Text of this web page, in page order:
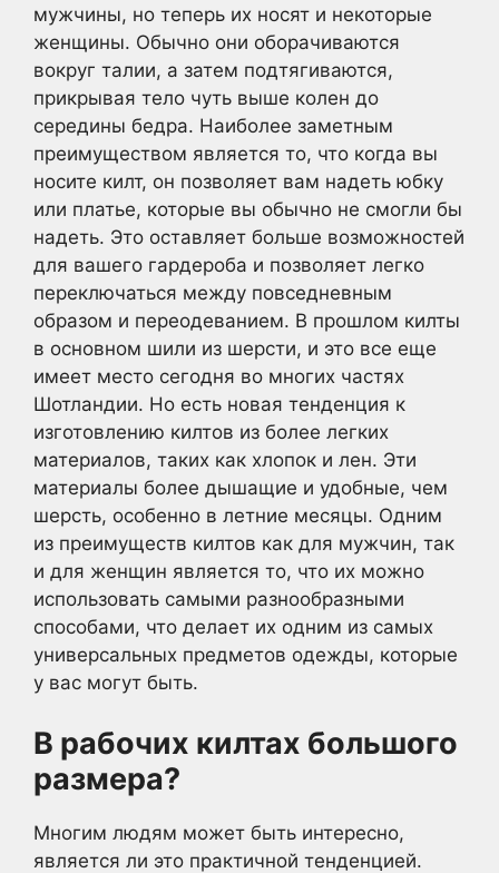
мужчины, но теперь их носят и некоторые
женщины. Обычно они оборачиваются
вокруг талии, а затем подтягиваются,
прикрывая тело чуть выше колен до
середины бедра. Наиболее заметным
преимуществом является то, что когда вы
носите килт, он позволяет вам надеть юбку
или платье, которые вы обычно не смогли бы
надеть. Это оставляет больше возможностей
для вашего гардероба и позволяет легко
переключаться между повседневным
образом и переодеванием. В прошлом килты
в основном шили из шерсти, и это все еще
имеет место сегодня во многих частях
Шотландии. Но есть новая тенденция к
изготовлению килтов из более легких
материалов, таких как хлопок и лен. Эти
материалы более дышащие и удобные, чем
шерсть, особенно в летние месяцы. Одним
из преимуществ килтов как для мужчин, так
и для женщин является то, что их можно
использовать самыми разнообразными
способами, что делает их одним из самых
универсальных предметов одежды, которые
у вас могут быть.
В рабочих килтах большого
размера?
Многим людям может быть интересно,
является ли это практичной тенденцией.